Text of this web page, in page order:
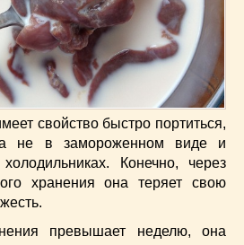
свойство быстро портиться,
не в замороженном виде и
Конечно, через
хранения она теряет свою
превышает неделю, она